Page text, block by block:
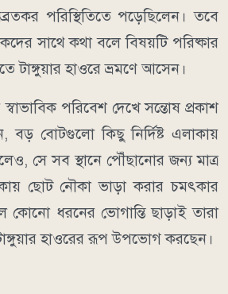
পরিস্থিতিতে পড়েছিলেন। তবে
সাথে কথা বলে বিষয়টি পরিষ্কার
টাঙ্গুয়ার হাওরে ভ্রমণে আসেন।
পরিবেশ দেখে সন্তোষ প্রকাশ
বড় বোটগুলো কিছু নির্দিষ্ট এলাকায়
সে সব স্থানে পৌঁছানোর জন্য মাত্র
ছোট নৌকা ভাড়া করার চমৎকার
কোনো ধরনের ভোগান্তি ছাড়াই তারা
হাওরের রূপ উপভোগ করছেন।